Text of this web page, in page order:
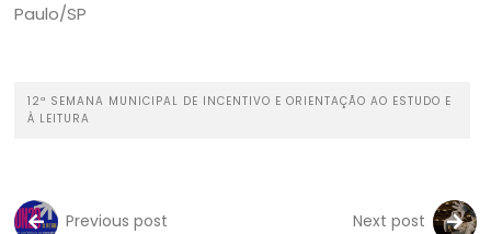
Paulo/SP
12ª SEMANA MUNICIPAL DE INCENTIVO E ORIENTAÇÃO AO ESTUDO E
À LEITURA
Previous post Next post